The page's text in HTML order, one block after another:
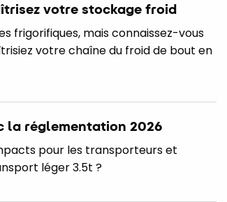
votre stockage froid
frigorifiques, mais connaissez-vous
votre chaîne du froid de bout en
la réglementation 2026
pour les transporteurs et
léger 3.5t ?